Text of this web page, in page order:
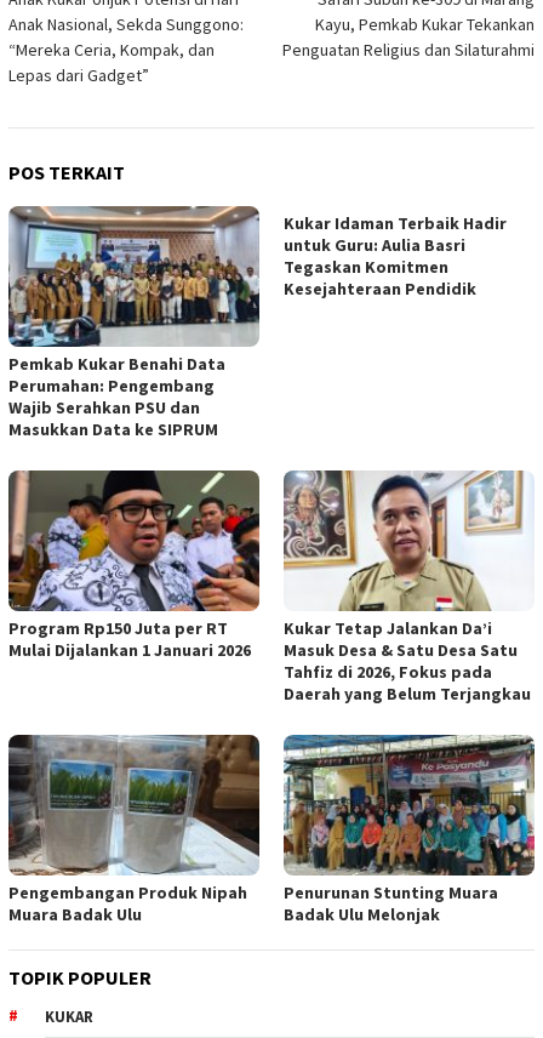
pos
Anak Nasional, Sekda Sunggono:
“Mereka Ceria, Kompak, dan
Lepas dari Gadget”
Kayu, Pemkab Kukar Tekankan
Penguatan Religius dan Silaturahmi
POS TERKAIT
Pemkab Kukar Benahi Data
Perumahan: Pengembang
Wajib Serahkan PSU dan
Masukkan Data ke SIPRUM
Kukar Idaman Terbaik Hadir
untuk Guru: Aulia Basri
Tegaskan Komitmen
Kesejahteraan Pendidik
Program Rp150 Juta per RT
Mulai Dijalankan 1 Januari 2026
Kukar Tetap Jalankan Da’i
Masuk Desa & Satu Desa Satu
Tahfiz di 2026, Fokus pada
Daerah yang Belum Terjangkau
Pengembangan Produk Nipah
Muara Badak Ulu
Penurunan Stunting Muara
Badak Ulu Melonjak
TOPIK POPULER
KUKAR